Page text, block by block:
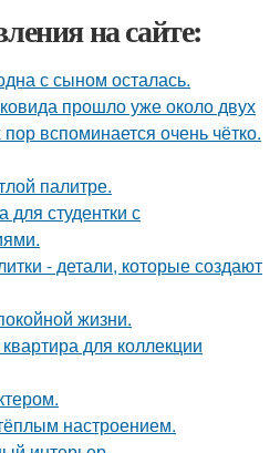
на сайте:
с сыном осталась.
прошло уже около двух
вспоминается очень чётко.
палитре.
студентки с
- детали, которые создают
жизни.
для коллекции
настроением.